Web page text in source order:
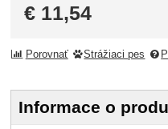
€ 11,54
Porovnať Strážiaci pes
Informace o